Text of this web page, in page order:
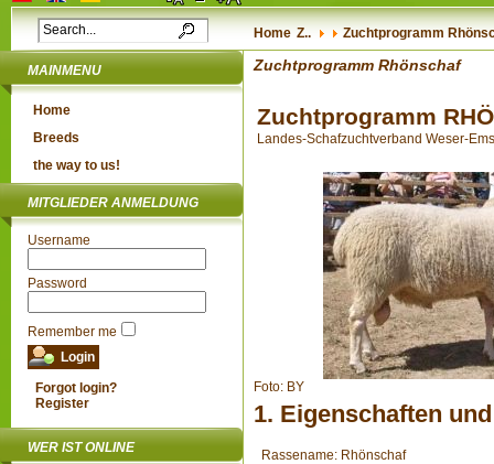
Home Z.. Zuchtprogramm
MAINMENU
Home
Breeds
the way to us!
MITGLIEDER ANMELDUNG
Username
Password
Remember me
Forgot login?
Register
WER IST ONLINE
Zuchtprogramm Rhönschaf
Zuchtprogramm
Landes-Schafzuchtverband Weser-
Foto: BY
1. Eigenschaften
Rassename: Rhönschaf